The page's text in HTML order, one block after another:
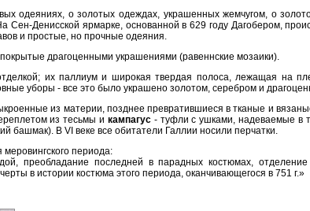
одеяниях, о золотых одеждах, украшенных жемчугом, о
Сен-Денисской ярмарке, основанной в 629 году Дагобером,
и простые, но прочные одеяния.
драгоценными украшениями (равеннские мозаики).
их паллиум и широкая твердая полоса, лежащая на
уборы - все это было украшено золотом, серебром и
из материи, позднее превратившиеся в тканые и
из тесьмы и кампагус- туфли с ушками, надеваемые в
башмак). В VI веке все обитатели Галлии носили перчатки.
периода:
преобладание последней в парадных костюмах,
в истории костюма этого периода, оканчивающегося в 751 г.»